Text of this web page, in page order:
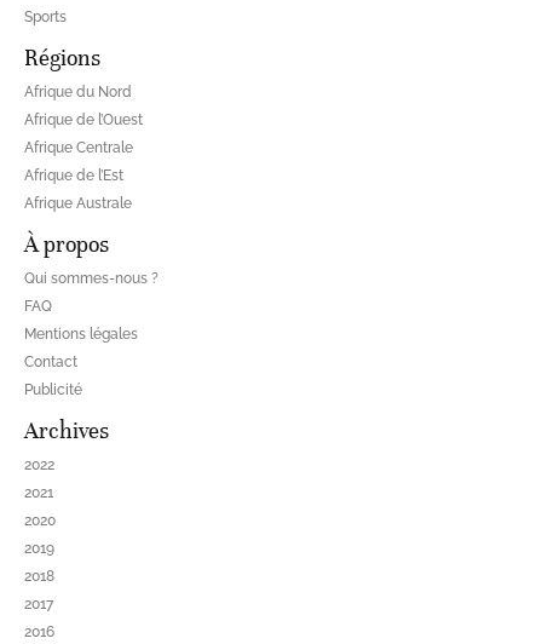
Sports
Régions
Afrique du Nord
Afrique de l’Ouest
Afrique Centrale
Afrique de l’Est
Afrique Australe
À propos
Qui sommes-nous ?
FAQ
Mentions légales
Contact
Publicité
Archives
2022
2021
2020
2019
2018
2017
2016